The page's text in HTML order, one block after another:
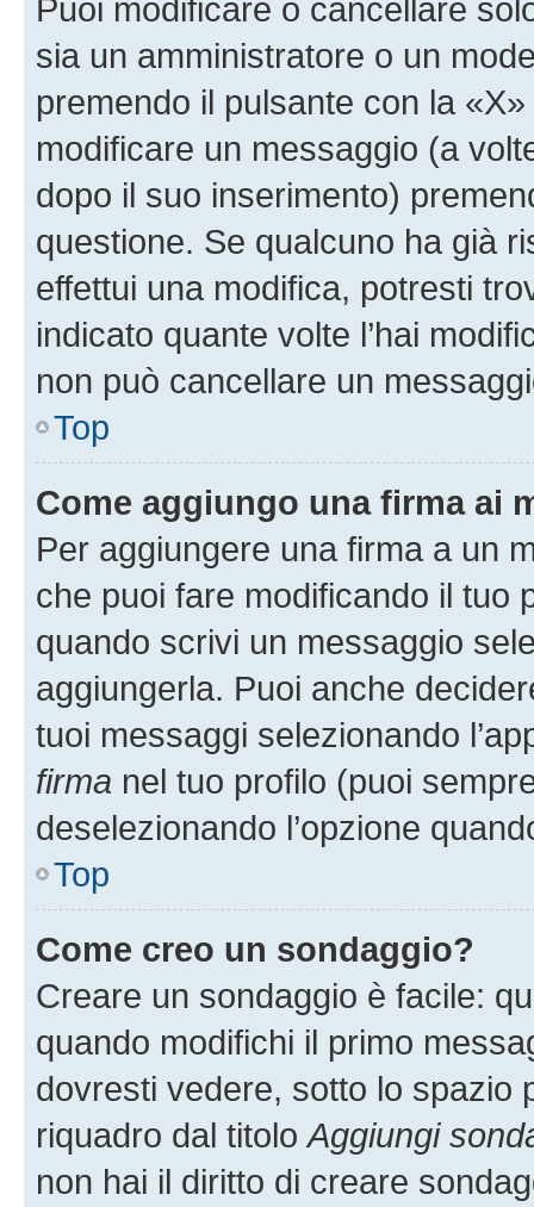
Puoi modificare o cancellare
sia un amministratore o un
premendo il pulsante con la
modificare un messaggio (a
dopo il suo inserimento)
questione. Se qualcuno ha già
effettui una modifica, potresti
indicato quante volte l’hai
non può cancellare un
Top
Come aggiungo una firma ai
Per aggiungere una firma a un
che puoi fare modificando il tuo
quando scrivi un messaggio
aggiungerla. Puoi anche
tuoi messaggi selezionando
firma nel tuo profilo (puoi
deselezionando l’opzione
Top
Come creo un sondaggio?
Creare un sondaggio è facile:
quando modifichi il primo
dovresti vedere, sotto lo spazio
riquadro dal titoloAggiungi
non hai il diritto di creare